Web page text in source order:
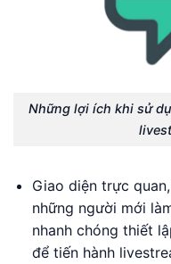
Những lợi ích khi sử
Giao diện trực
những người mới
nhanh chóng thiết
để tiến hành